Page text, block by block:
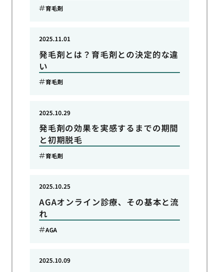
育毛剤
発毛剤とは？育毛剤との決定的な違
い
2025.11.01
育毛剤
発毛剤の効果を実感するまでの期間
と初期脱毛
2025.10.29
育毛剤
AGAオンライン診療、その基本と流
れ
2025.10.25
AGA
2025.10.09